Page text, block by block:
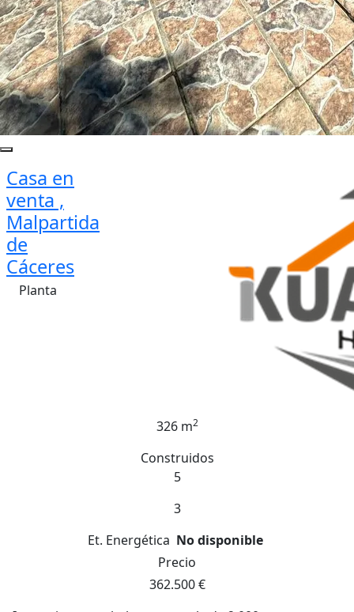
Casa en
venta ,
Malpartida
de
Cáceres
Planta
326 m2
Construidos
5
3
Et. Energética No disponible
Precio
362.500 €